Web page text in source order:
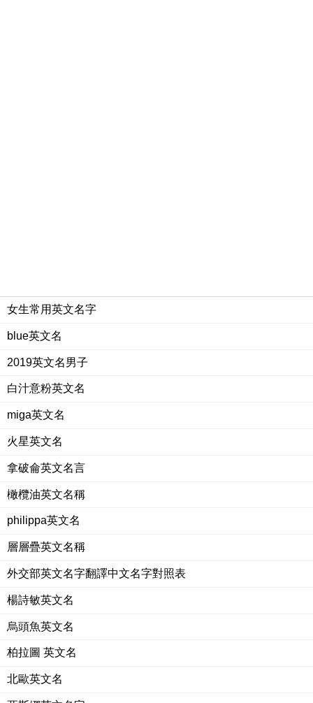
女生常用英文名字
blue英文名
2019英文名男子
白汁意粉英文名
miga英文名
火星英文名
拿破侖英文名言
橄欖油英文名稱
philippa英文名
層層疊英文名稱
外交部英文名字翻譯中文名字對照表
楊詩敏英文名
烏頭魚英文名
柏拉圖 英文名
北歐英文名